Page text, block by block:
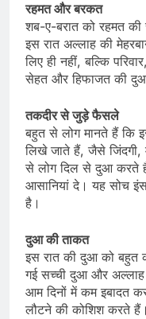
रहमत और बरकत
शब-ए-बरात को रहमत की
इस रात अल्लाह की
लिए ही नहीं, बल्कि
सेहत और हिफाजत की
तकदीर से जुड़े फैसले
बहुत से लोग मानते हैं
लिखे जाते हैं, जैसे
से लोग दिल से दुआ करते हैं
आसानियां दे। यह सोच
है।
दुआ की ताकत
इस रात की दुआ को बहुत
गई सच्ची दुआ और अल्लाह
आम दिनों में कम इबादत
लौटने की कोशिश करते हैं।